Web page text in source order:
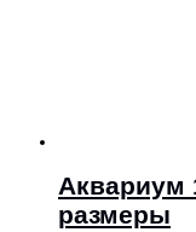
Аквариум
размеры